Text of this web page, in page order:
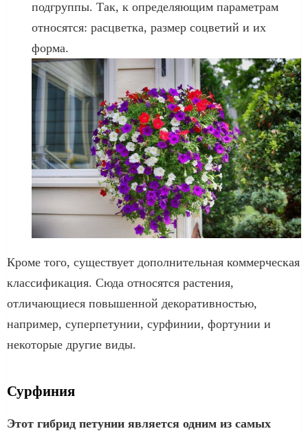
подгруппы. Так, к определяющим параметрам
относятся: расцветка, размер соцветий и их
форма.
Кроме того, существует дополнительная коммерческая
классификация. Сюда относятся растения,
отличающиеся повышенной декоративностью,
например, суперпетунии, сурфинии, фортунии и
некоторые другие виды.
Сурфиния
Этот гибрид петунии является одним из самых